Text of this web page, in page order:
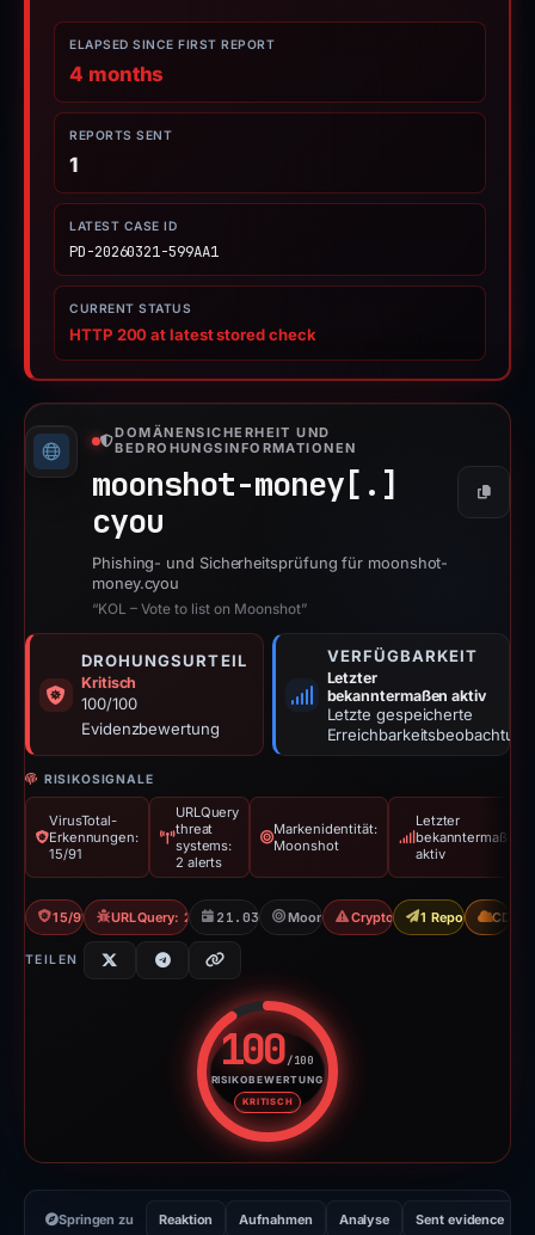
ELAPSED SINCE FIRST REPORT
4 months
REPORTS SENT
1
LATEST CASE ID
PD-20260321-599AA1
CURRENT STATUS
HTTP 200 at latest stored check
DOMÄNENSICHERHEIT UND
BEDROHUNGSINFORMATIONEN
moonshot-money[.]
cyou
Phishing- und Sicherheitsprüfung für moonshot-
money.cyou
“KOL – Vote to list on Moonshot”
DROHUNGSURTEIL
Kritisch
100/100
Evidenzbewertung
VERFÜGBARKEIT
Letzter
bekanntermaßen aktiv
Letzte gespeicherte
Erreichbarkeitsbeobachtung
RISIKOSIGNALE
VirusTotal-
Erkennungen:
15/91
URLQuery
threat
systems:
2 alerts
Markenidentität:
Moonshot
Letzter
bekanntermaßen
aktiv
15/91 VTURLQuery: 2 threat alerts
21.03.2026MoonshotCrypto Scam1 Report Sent
CDN
TEILEN
100/100
RISIKOBEWERTUNG
KRITISCH
Risikobewertung: 100 von
Springen zu Reaktion Aufnahmen Analyse Sent evidence